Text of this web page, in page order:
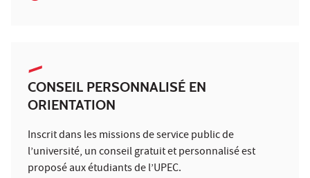
CONSEIL PERSONNALISÉ EN
ORIENTATION
Inscrit dans les missions de service public de
l’université, un conseil gratuit et personnalisé est
proposé aux étudiants de l’UPEC.